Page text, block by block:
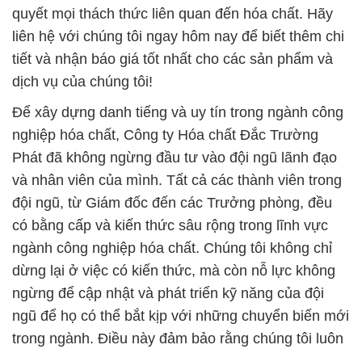
quyết mọi thách thức liên quan đến hóa chất. Hãy
liên hệ với chúng tôi ngay hôm nay để biết thêm chi
tiết và nhận báo giá tốt nhất cho các sản phẩm và
dịch vụ của chúng tôi!
Để xây dựng danh tiếng và uy tín trong ngành công
nghiệp hóa chất, Công ty Hóa chất Đắc Trường
Phát đã không ngừng đầu tư vào đội ngũ lãnh đạo
và nhân viên của mình. Tất cả các thành viên trong
đội ngũ, từ Giám đốc đến các Trưởng phòng, đều
có bằng cấp và kiến thức sâu rộng trong lĩnh vực
ngành công nghiệp hóa chất. Chúng tôi không chỉ
dừng lại ở việc có kiến thức, mà còn nỗ lực không
ngừng để cập nhật và phát triển kỹ năng của đội
ngũ để họ có thể bắt kịp với những chuyển biến mới
trong ngành. Điều này đảm bảo rằng chúng tôi luôn